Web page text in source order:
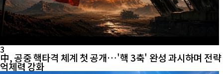
3
中, 공중 핵타격 체계 첫 공개…'핵 3축' 완성 과시하며 전략
억제력 강화